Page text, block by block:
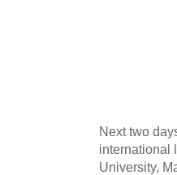
Next two
international
University,